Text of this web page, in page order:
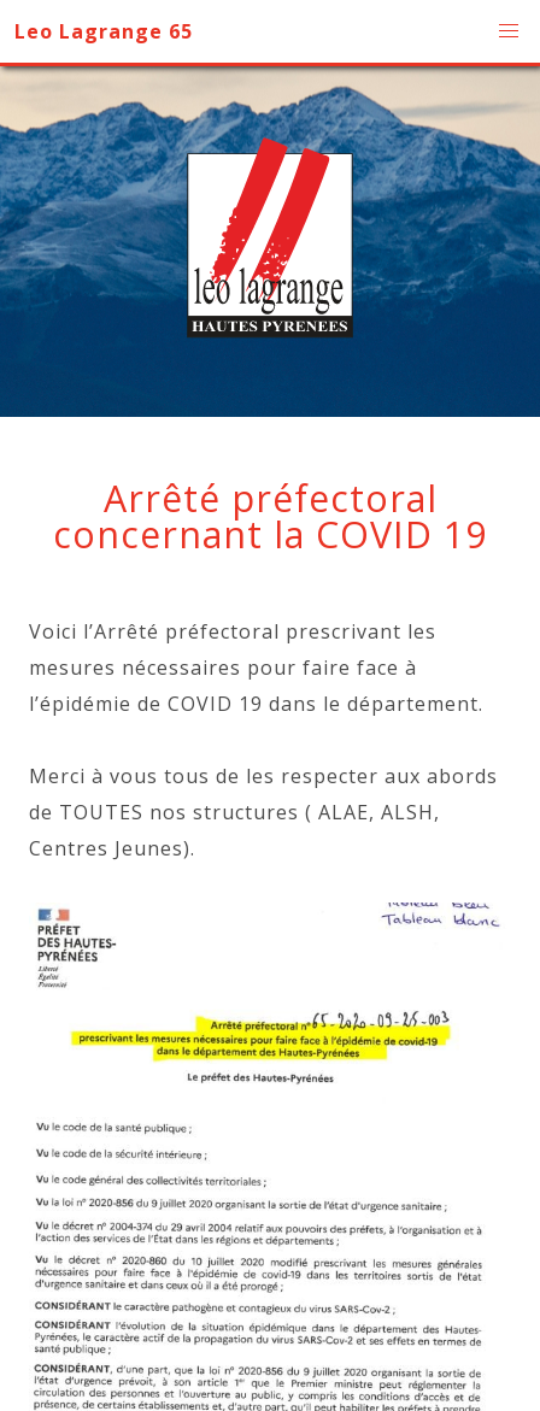
Leo Lagrange 65
Arrêté préfectoral
concernant la COVID 19
Voici l’Arrêté préfectoral prescrivant les
mesures nécessaires pour faire face à
l’épidémie de COVID 19 dans le département.
Merci à vous tous de les respecter aux abords
de TOUTES nos structures ( ALAE, ALSH,
Centres Jeunes).